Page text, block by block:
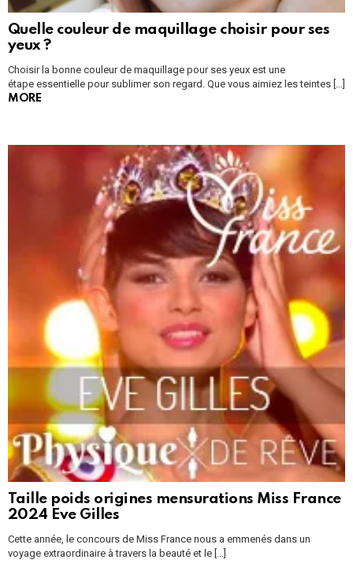
Quelle couleur de maquillage choisir pour ses
yeux ?
Choisir la bonne couleur de maquillage pour ses yeux est une
étape essentielle pour sublimer son regard. Que vous aimiez les teintes […]
MORE
Taille poids origines mensurations Miss France
2024 Eve Gilles
Cette année, le concours de Miss France nous a emmenés dans un
voyage extraordinaire à travers la beauté et le [...]